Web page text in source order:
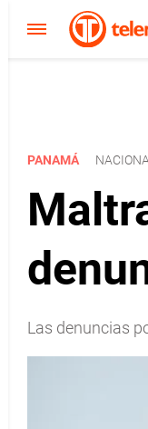
PANAMÁ
Las denuncias